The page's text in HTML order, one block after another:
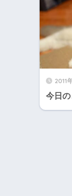
2011
今日の